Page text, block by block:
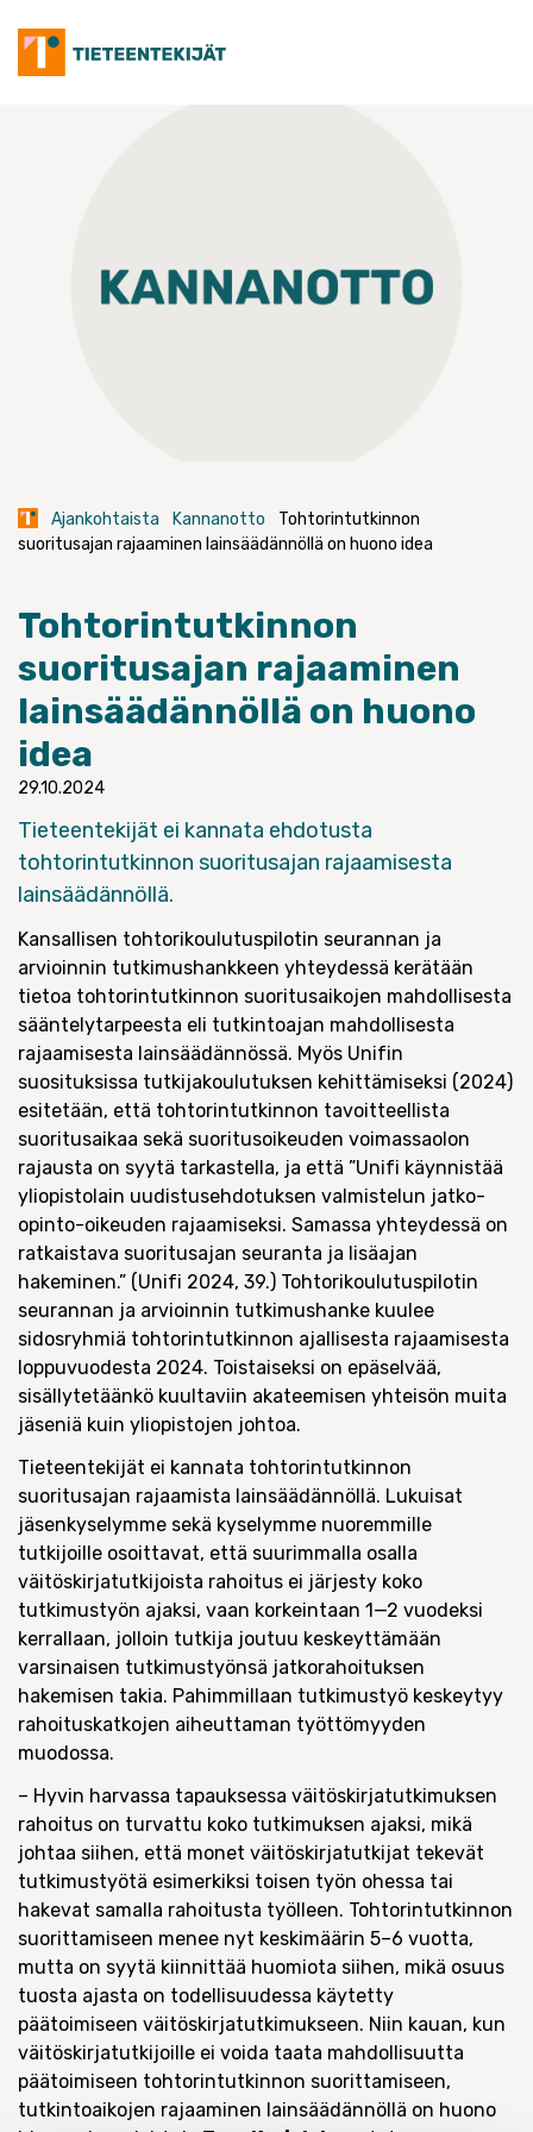
content
Ajankohtaista Kannanotto
Tohtorintutkinnon
suoritusajan rajaaminen lainsäädännöllä on huono idea
Tohtorintutkinnon
suoritusajan rajaaminen
lainsäädännöllä on huono
idea
29.10.2024
Tieteentekijät ei kannata ehdotusta
tohtorintutkinnon suoritusajan rajaamisesta
lainsäädännöllä.
Kansallisen tohtorikoulutuspilotin seurannan ja
arvioinnin tutkimushankkeen yhteydessä kerätään
tietoa tohtorintutkinnon suoritusaikojen mahdollisesta
sääntelytarpeesta eli tutkintoajan mahdollisesta
rajaamisesta lainsäädännössä. Myös Unifin
suosituksissa tutkijakoulutuksen kehittämiseksi (2024)
esitetään, että tohtorintutkinnon tavoitteellista
suoritusaikaa sekä suoritusoikeuden voimassaolon
rajausta on syytä tarkastella, ja että ”Unifi käynnistää
yliopistolain uudistusehdotuksen valmistelun jatko-
opinto-oikeuden rajaamiseksi. Samassa yhteydessä on
ratkaistava suoritusajan seuranta ja lisäajan
hakeminen.” (Unifi 2024, 39.) Tohtorikoulutuspilotin
seurannan ja arvioinnin tutkimushanke kuulee
sidosryhmiä tohtorintutkinnon ajallisesta rajaamisesta
loppuvuodesta 2024. Toistaiseksi on epäselvää,
sisällytetäänkö kuultaviin akateemisen yhteisön muita
jäseniä kuin yliopistojen johtoa.
Tieteentekijät ei kannata tohtorintutkinnon
suoritusajan rajaamista lainsäädännöllä. Lukuisat
jäsenkyselymme sekä kyselymme nuoremmille
tutkijoille osoittavat, että suurimmalla osalla
väitöskirjatutkijoista rahoitus ei järjesty koko
tutkimustyön ajaksi, vaan korkeintaan 1—2 vuodeksi
kerrallaan, jolloin tutkija joutuu keskeyttämään
varsinaisen tutkimustyönsä jatkorahoituksen
hakemisen takia. Pahimmillaan tutkimustyö keskeytyy
rahoituskatkojen aiheuttaman työttömyyden
muodossa.
– Hyvin harvassa tapauksessa väitöskirjatutkimuksen
rahoitus on turvattu koko tutkimuksen ajaksi, mikä
johtaa siihen, että monet väitöskirjatutkijat tekevät
tutkimustyötä esimerkiksi toisen työn ohessa tai
hakevat samalla rahoitusta työlleen. Tohtorintutkinnon
suorittamiseen menee nyt keskimäärin 5–6 vuotta,
mutta on syytä kiinnittää huomiota siihen, mikä osuus
tuosta ajasta on todellisuudessa käytetty
päätoimiseen väitöskirjatutkimukseen. Niin kauan, kun
väitöskirjatutkijoille ei voida taata mahdollisuutta
päätoimiseen tohtorintutkinnon suorittamiseen,
tutkintoaikojen rajaaminen lainsäädännöllä on huono